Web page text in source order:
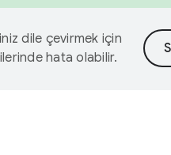
dile çevirmek için
hata olabilir.